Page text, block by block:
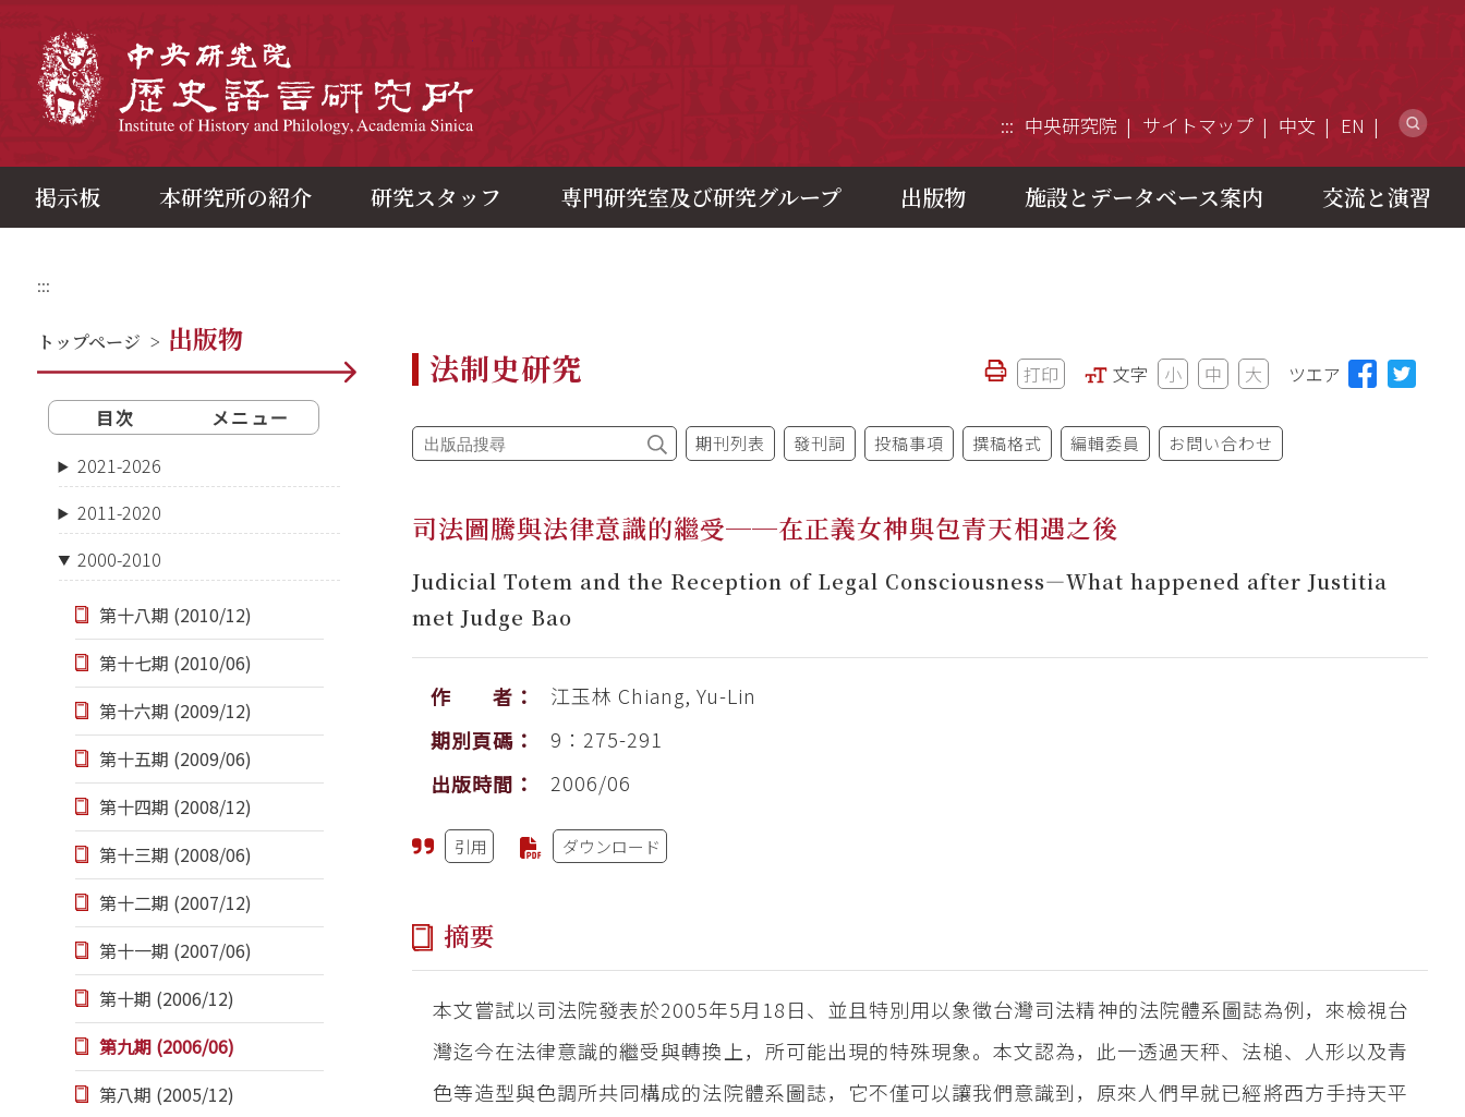
::: 中央研究院 サイトマップ 中文 EN
掲示板 本研究所の紹介 研究スタッフ 専門研究室及び研究グループ 出版物 施設とデータベース案内 交流と演習
:::
トップページ > 出版物
目次
メニュー
2021-2026
2011-2020
2000-2010
第十八期 (2010/12)
第十七期 (2010/06)
第十六期 (2009/12)
第十五期 (2009/06)
第十四期 (2008/12)
第十三期 (2008/06)
第十二期 (2007/12)
第十一期 (2007/06)
第十期 (2006/12)
第九期 (2006/06)
第八期 (2005/12)
法制史研究 打印 文字 小 中 大 ツエア
期刊列表 發刊詞 投稿事項 撰稿格式 編輯委員 お問い合わせ
司法圖騰與法律意識的繼受──在正義女神與包青天相遇之後
Judicial Totem and the Reception of Legal Consciousness—What happened after Justitia
met Judge Bao
作 者： 江玉林 Chiang, Yu-Lin
期別頁碼：
9：275-291
出版時間：
2006/06
引用 ダウンロード
摘要
本文嘗試以司法院發表於2005年5月18日、並且特別用以象徵台灣司法精神的法院體系圖誌為例，來檢視台
灣迄今在法律意識的繼受與轉換上，所可能出現的特殊現象。本文認為，此一透過天秤、法槌、人形以及青
色等造型與色調所共同構成的法院體系圖誌，它不僅可以讓我們意識到，原來人們早就已經將西方手持天平